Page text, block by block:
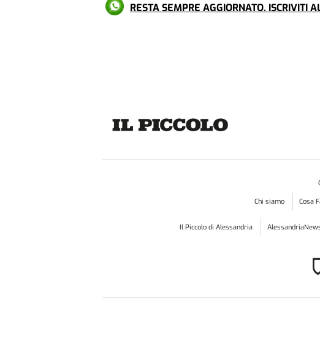
RESTA SEMPRE AGGIORNATO. ISCRIVITI
Chi siamo
Cosa
Il Piccolo di Alessandria